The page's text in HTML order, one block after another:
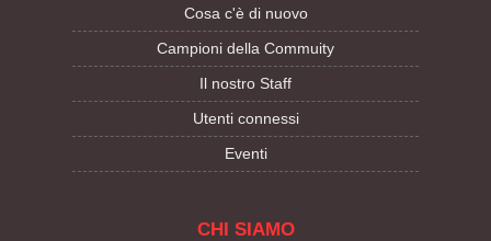
Cosa c'è di nuovo
Campioni della Commuity
Il nostro Staff
Utenti connessi
Eventi
CHI SIAMO